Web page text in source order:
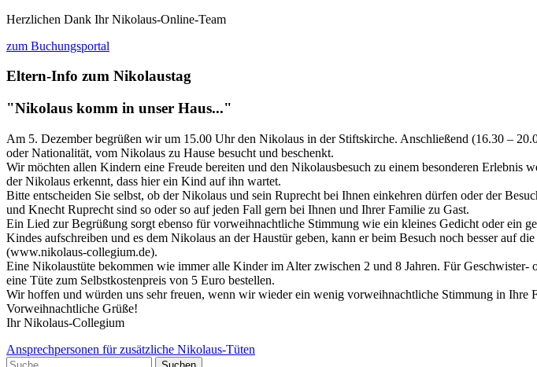
Herzlichen Dank Ihr Nikolaus-Online-Team
zum Buchungsportal
Eltern-Info zum Nikolaustag
"Nikolaus komm in unser Haus..."
Am 5. Dezember begrüßen wir um 15.00 Uhr den Nikolaus in der Stiftskirche. Anschließend (16.30 –
oder Nationalität, vom Nikolaus zu Hause besucht und beschenkt.
Wir möchten allen Kindern eine Freude bereiten und den Nikolausbesuch zu einem besonderen Erlebnis
der Nikolaus erkennt, dass hier ein Kind auf ihn wartet.
Bitte entscheiden Sie selbst, ob der Nikolaus und sein Ruprecht bei Ihnen einkehren dürfen oder der
und Knecht Ruprecht sind so oder so auf jeden Fall gern bei Ihnen und Ihrer Familie zu Gast.
Ein Lied zur Begrüßung sorgt ebenso für vorweihnachtliche Stimmung wie ein kleines Gedicht oder ein
Kindes aufschreiben und es dem Nikolaus an der Haustür geben, kann er beim Besuch noch besser auf
(www.nikolaus-collegium.de).
Eine Nikolaustüte bekommen wie immer alle Kinder im Alter zwischen 2 und 8 Jahren. Für
eine Tüte zum Selbstkostenpreis von 5 Euro bestellen.
Wir hoffen und würden uns sehr freuen, wenn wir wieder ein wenig vorweihnachtliche Stimmung in Ihre
Vorweihnachtliche Grüße!
Ihr Nikolaus-Collegium
Ansprechpersonen für zusätzliche Nikolaus-Tüten